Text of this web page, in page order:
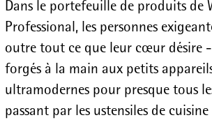
Dans le portefeuille de produits de
Professional, les personnes
outre tout ce que leur cœur désire
forgés à la main aux petits
ultramodernes pour presque tous
passant par les ustensiles de